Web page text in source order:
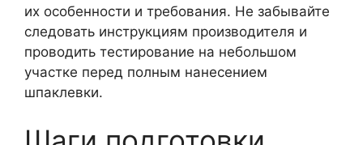
их особенности и требования. Не забывайте
следовать инструкциям производителя и
проводить тестирование на небольшом
участке перед полным нанесением
шпаклевки.